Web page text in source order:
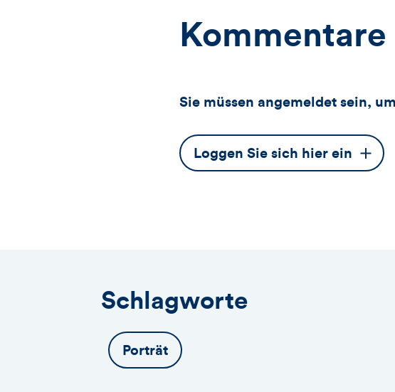
Kommentare
Sie müssen angemeldet sein,
Dieser
Button
Loggen Sie sich hier ein
Schlagworte
Porträt